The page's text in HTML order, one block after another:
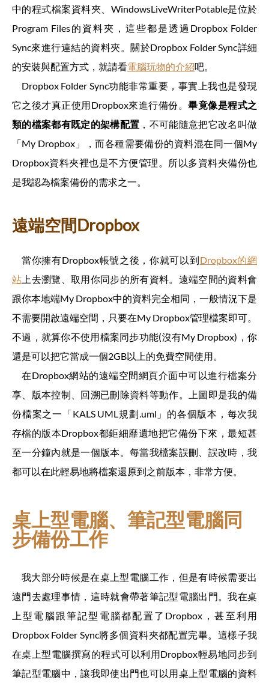
中的程式檔案資料夾、WindowsLiveWriterPotable是位於
Program Files的資料夾，這些都是透過Dropbox Folder
Sync來進行連結的資料夾。關於Dropbox Folder Sync詳細
的安裝與配置方式，就請看電腦玩物的介紹吧。
Dropbox Folder Sync功能非常重要，事實上我也是發現
它之後才真正使用Dropbox來進行備份。畢竟像是程式之
類的檔案都有既定的架構配置 ，不可能隨意把它改名叫做
「My Dropbox」，而各種需要備份的資料混在同一個My
Dropbox資料夾裡也是不方便管理。所以多資料夾備份也
是我認為檔案備份的需求之一。
遠端空間Dropbox
當你擁有Dropbox帳號之後，你就可以到Dropbox的網
站 上去瀏覽、取用你同步的所有資料。遠端空間的資料會
跟你本地端My Dropbox中的資料完全相同，一般情況下是
不需要開啟遠端空間，只要在My Dropbox管理檔案即可。
不過，就算你不使用檔案同步功能(沒有My Dropbox)，你
還是可以把它當成一個2GB以上的免費空間使用。
在Dropbox網站的遠端空間網頁介面中可以進行檔案分
享、版本控制、回溯已刪除資料等動作。上圖即是我的備
份檔案之一「KALS UML規劃.uml」的各個版本，每次我
存檔的版本Dropbox都鉅細靡遺地把它備份下來，最短甚
至一分鐘內就是一個版本。每當我檔案誤刪、誤改時，我
都可以在此輕易地將檔案還原到之前版本，非常方便。
桌上型電腦、筆記型電腦同
步備份工作
我大部分時候是在桌上型電腦工作，但是有時候需要出
遠門去處理事情，這時就會帶著筆記型電腦出門。我在桌
上型電腦跟筆記型電腦都配置了Dropbox，甚至利用
Dropbox Folder Sync將多個資料夾都配置完畢。這樣子我
在桌上型電腦撰寫的程式可以利用Dropbox輕易地同步到
筆記型電腦中，讓我即使出門也可以用桌上型電腦的資料